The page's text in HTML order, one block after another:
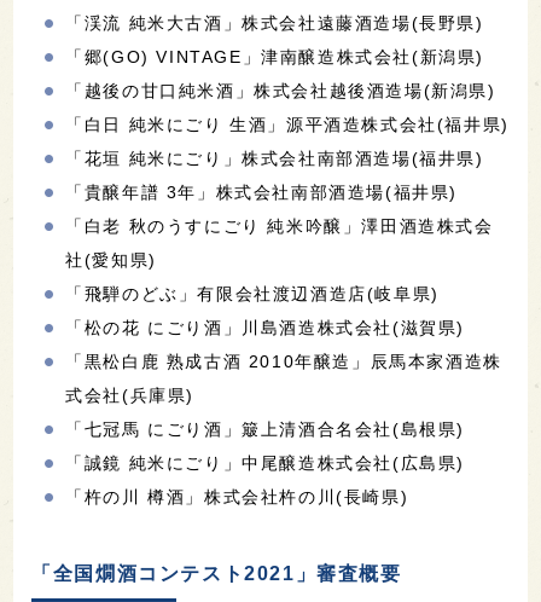
「渓流 純米大古酒」株式会社遠藤酒造場(長野県)
「郷(GO) VINTAGE」津南醸造株式会社(新潟県)
「越後の甘口純米酒」株式会社越後酒造場(新潟県)
「白日 純米にごり 生酒」源平酒造株式会社(福井県)
「花垣 純米にごり」株式会社南部酒造場(福井県)
「貴醸年譜 3年」株式会社南部酒造場(福井県)
「白老 秋のうすにごり 純米吟醸」澤田酒造株式会
社(愛知県)
「飛騨のどぶ」有限会社渡辺酒造店(岐阜県)
「松の花 にごり酒」川島酒造株式会社(滋賀県)
「黒松白鹿 熟成古酒 2010年醸造」辰馬本家酒造株
式会社(兵庫県)
「七冠馬 にごり酒」簸上清酒合名会社(島根県)
「誠鏡 純米にごり」中尾醸造株式会社(広島県)
「杵の川 樽酒」株式会社杵の川(長崎県)
「全国燗酒コンテスト2021」審査概要